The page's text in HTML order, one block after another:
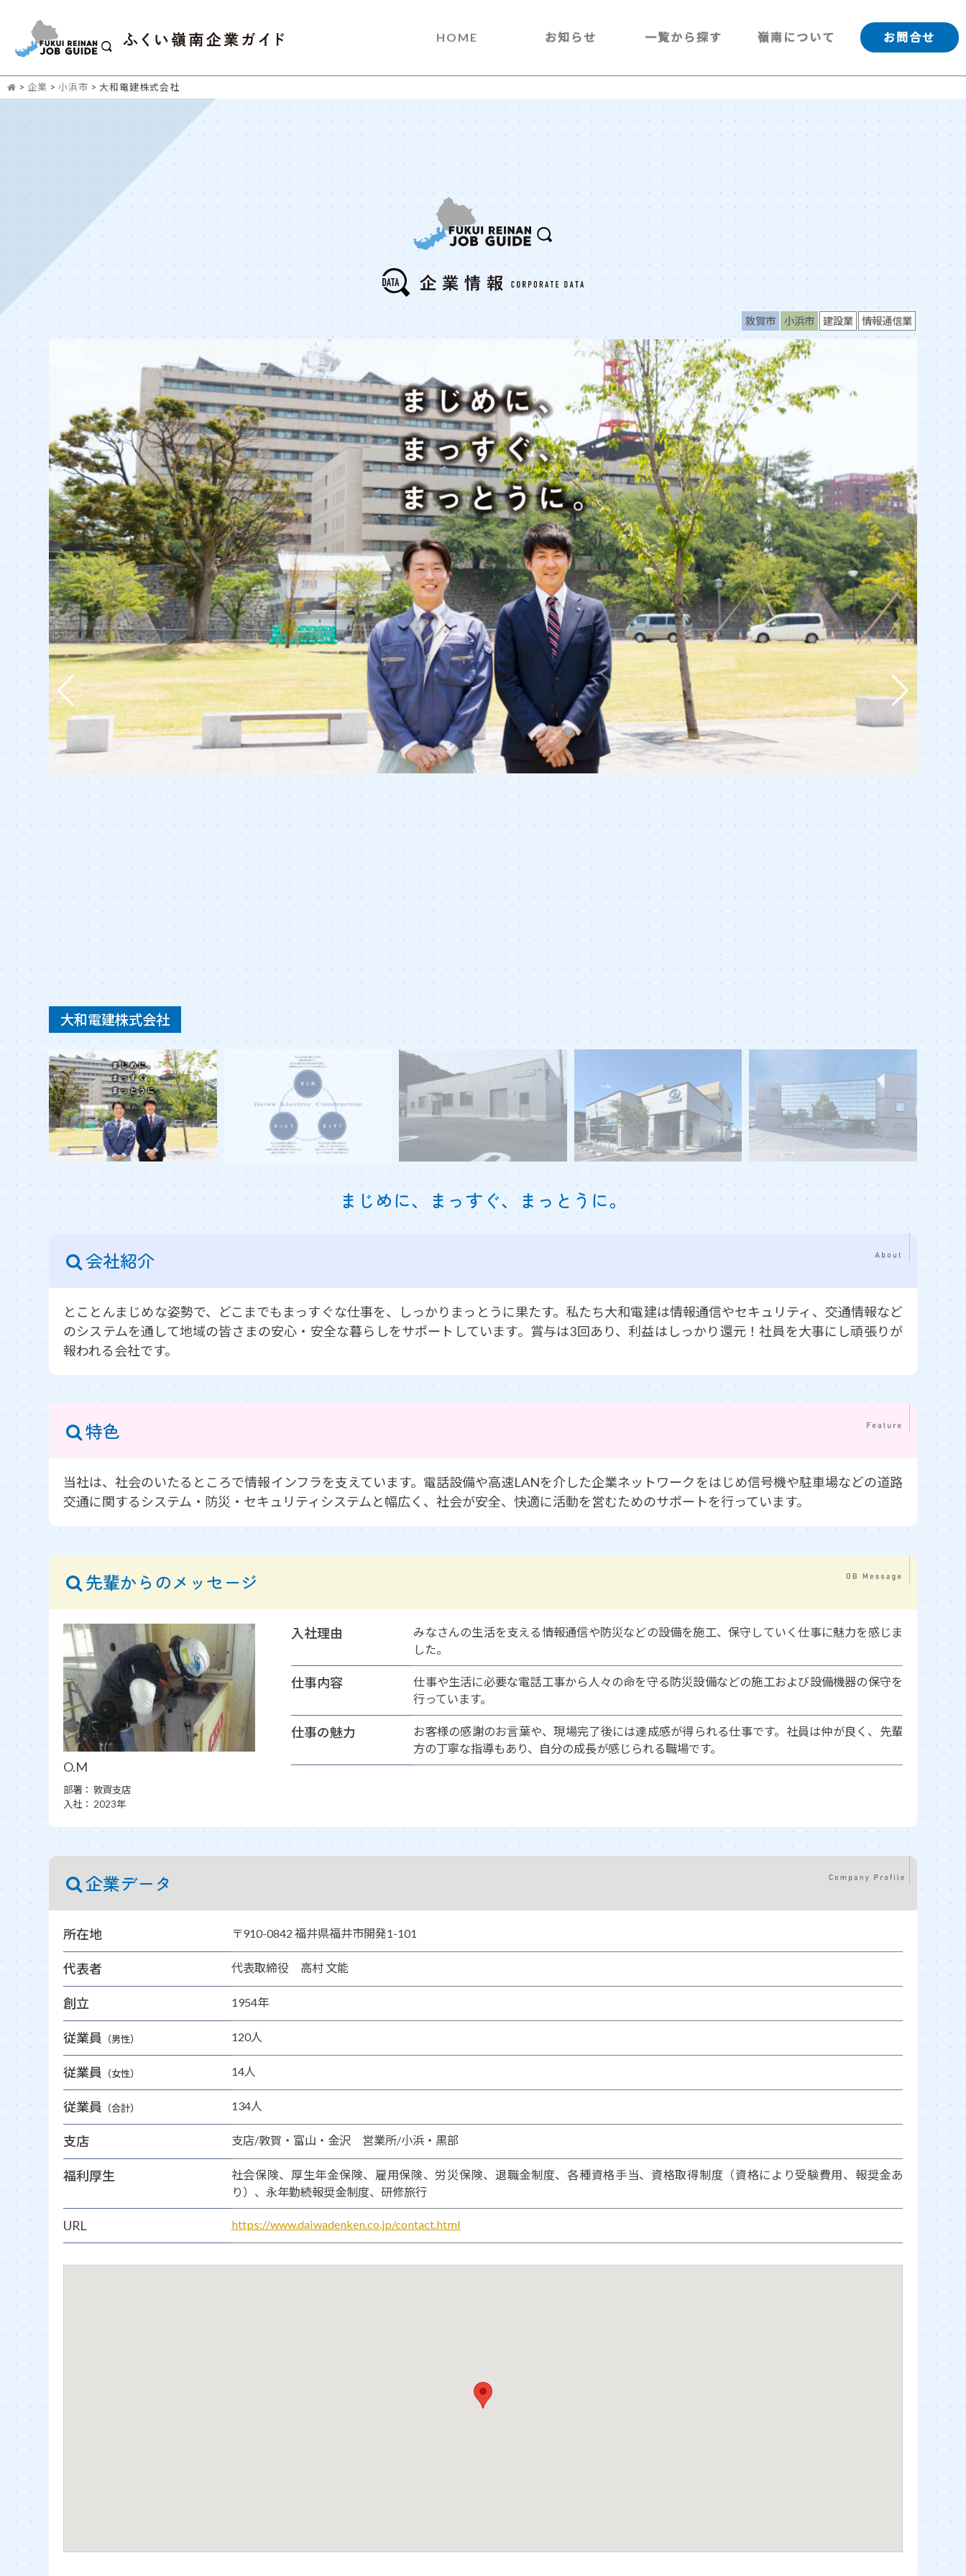
HOME お知らせ 一覧から探す 嶺南について お問合せ
> 企業 > 小浜市 > 大和電建株式会社
敦賀市 小浜市 建設業 情報通信業
大和電建株式会社
まじめに、まっすぐ、まっとうに。
会社紹介
とことんまじめな姿勢で、どこまでもまっすぐな仕事を、しっかりまっとうに果たす。私たち大和電建は情報通信やセキュリティ、交通情報など
のシステムを通して地域の皆さまの安心・安全な暮らしをサポートしています。賞与は3回あり、利益はしっかり還元！社員を大事にし頑張りが
報われる会社です。
特色
当社は、社会のいたるところで情報インフラを支えています。電話設備や高速LANを介した企業ネットワークをはじめ信号機や駐車場などの道路
交通に関するシステム・防災・セキュリティシステムと幅広く、社会が安全、快適に活動を営むためのサポートを行っています。
先輩からのメッセージ
O.M
部署： 敦賀支店
入社： 2023年
入社理由
みなさんの生活を支える情報通信や防災などの設備を施工、保守していく仕事に魅力を感じま
した。
仕事内容
仕事や生活に必要な電話工事から人々の命を守る防災設備などの施工および設備機器の保守を
行っています。
仕事の魅力
お客様の感謝のお言葉や、現場完了後には達成感が得られる仕事です。社員は仲が良く、先輩
方の丁寧な指導もあり、自分の成長が感じられる職場です。
企業データ
所在地 〒910-0842 福井県福井市開発1-101
代表者 代表取締役 高村 文能
創立 1954年
従業員 （男性） 120人
従業員 （女性） 14人
従業員 （合計） 134人
支店 支店/敦賀・富山・金沢 営業所/小浜・黒部
福利厚生
社会保険、厚生年金保険、雇用保険、労災保険、退職金制度、各種資格手当、資格取得制度（資格により受験費用、報奨金あ
り）、永年勤続報奨金制度、研修旅行
URL https://www.daiwadenken.co.jp/contact.html